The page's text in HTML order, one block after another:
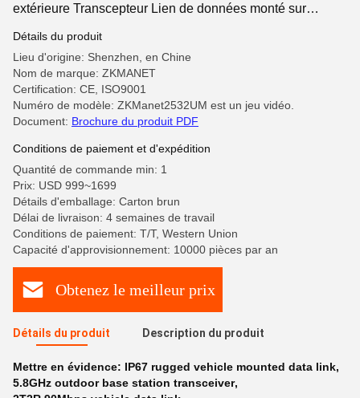
extérieure Transcepteur Lien de données monté sur
Détails du produit
Lieu d'origine: Shenzhen, en Chine
Nom de marque: ZKMANET
Certification: CE, ISO9001
Numéro de modèle: ZKManet2532UM est un jeu vidéo.
Document: Brochure du produit PDF
Conditions de paiement et d'expédition
Quantité de commande min: 1
Prix: USD 999~1699
Détails d'emballage: Carton brun
Délai de livraison: 4 semaines de travail
Conditions de paiement: T/T, Western Union
Capacité d'approvisionnement: 10000 pièces par an
Obtenez le meilleur prix
Détails du produit Description du produit
Mettre en évidence: IP67 rugged vehicle mounted data link,
5.8GHz outdoor base station transceiver,